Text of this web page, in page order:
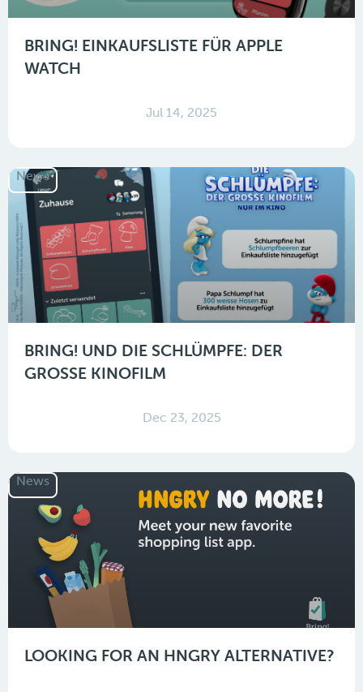
BRING! EINKAUFSLISTE FÜR APPLE
WATCH
Jul 14, 2025
News
BRING! UND DIE SCHLÜMPFE: DER
GROSSE KINOFILM
Dec 23, 2025
News
LOOKING FOR AN HNGRY ALTERNATIVE?